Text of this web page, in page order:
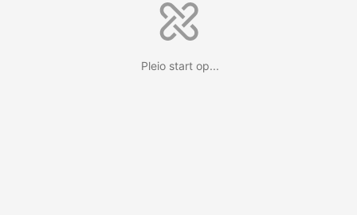
Pleio start op...